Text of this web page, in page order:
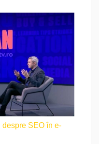
despre SEO în e-